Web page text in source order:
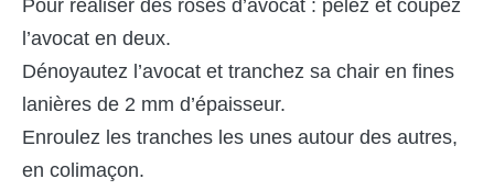
Pour réaliser des roses d’avocat : pelez et coupez
l’avocat en deux.
Dénoyautez l’avocat et tranchez sa chair en fines
lanières de 2 mm d’épaisseur.
Enroulez les tranches les unes autour des autres,
en colimaçon.